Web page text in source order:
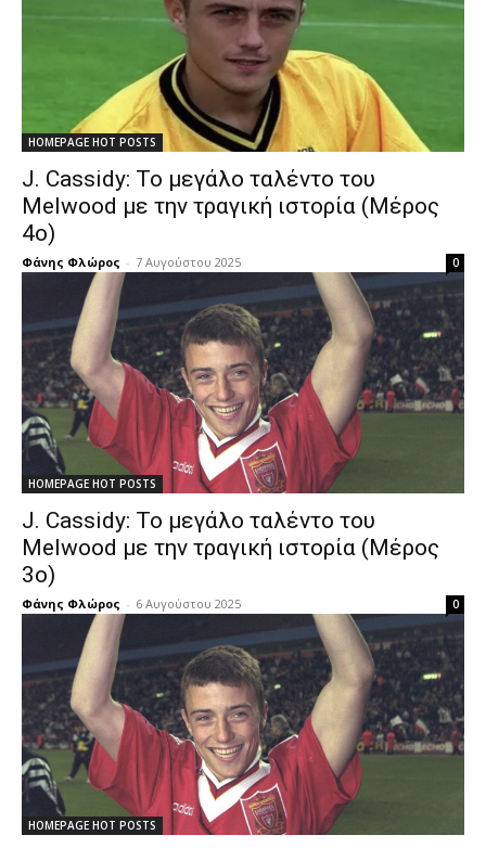
HOMEPAGE HOT POSTS
J. Cassidy: Το μεγάλο ταλέντο του
Melwood με την τραγική ιστορία (Μέρος
4ο)
Φάνης Φλώρος - 7 Αυγούστου 2025 0
HOMEPAGE HOT POSTS
J. Cassidy: Το μεγάλο ταλέντο του
Melwood με την τραγική ιστορία (Μέρος
3ο)
Φάνης Φλώρος - 6 Αυγούστου 2025 0
HOMEPAGE HOT POSTS